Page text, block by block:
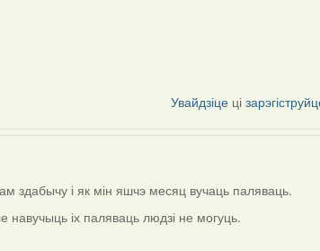
Увайдзіце ці
здабычу і як мін яшчэ месяц вучаць паляваць.
іх паляваць людзі не могуць.